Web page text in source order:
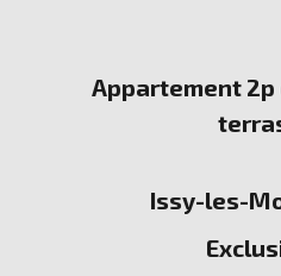
Appartement 2p
Issy-les-